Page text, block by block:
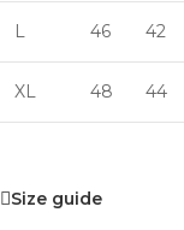
L 46 42
XL 48 44
Size guide